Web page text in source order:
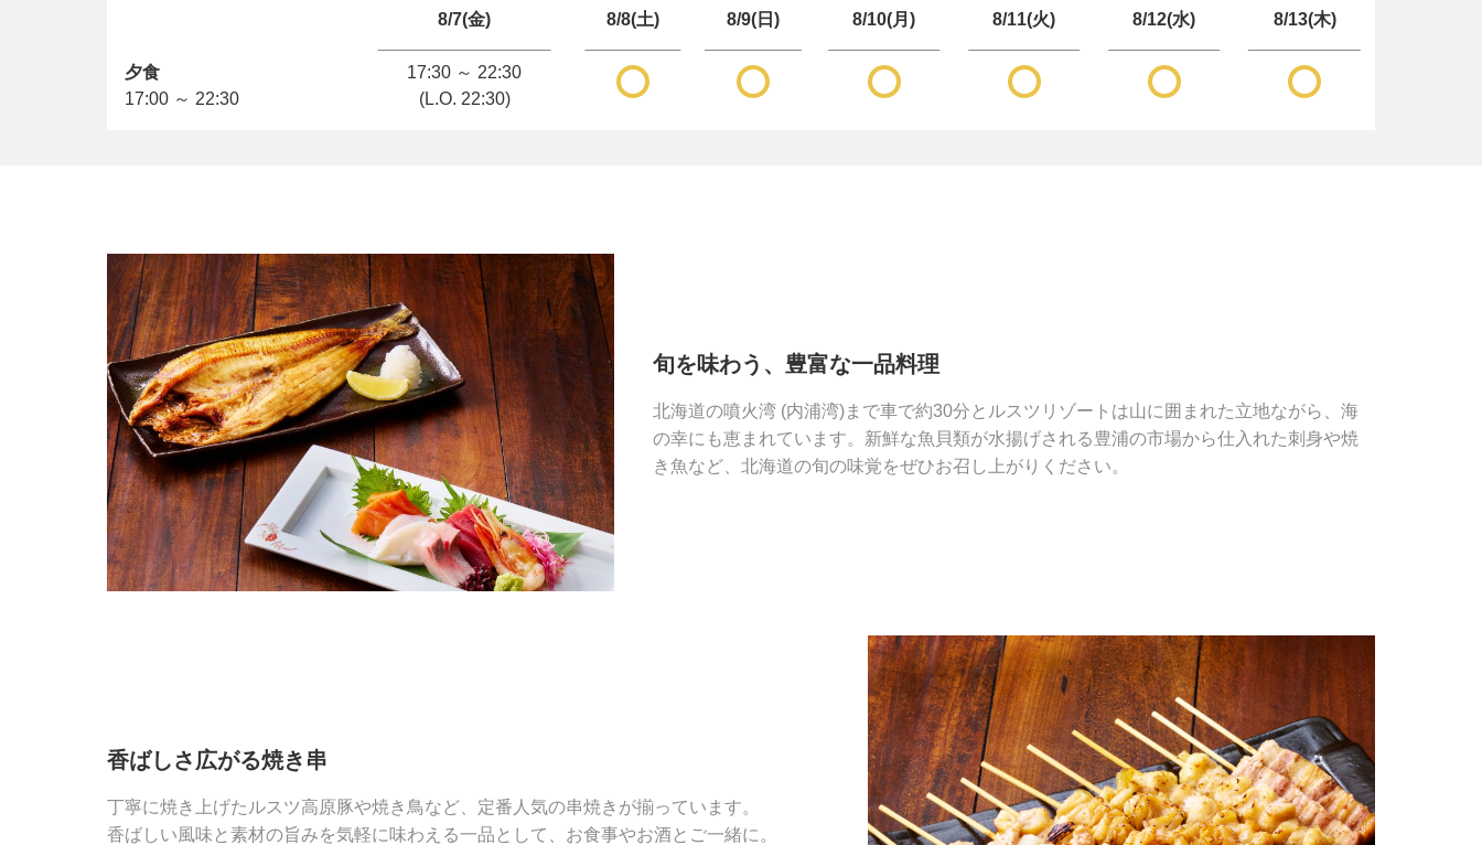
8/7(金) 8/8(土) 8/9(日) 8/10(月) 8/11(火) 8/12(水) 8/13(木)
夕食
17:00 ～ 22:30
17:30 ～ 22:30
(L.O. 22:30)
旬を味わう、豊富な一品料理
北海道の噴火湾 (内浦湾)まで車で約30分とルスツリゾートは山に囲まれた立地ながら、海
の幸にも恵まれています。新鮮な魚貝類が水揚げされる豊浦の市場から仕入れた刺身や焼
き魚など、北海道の旬の味覚をぜひお召し上がりください。
香ばしさ広がる焼き串
丁寧に焼き上げたルスツ高原豚や焼き鳥など、定番人気の串焼きが揃っています。
香ばしい風味と素材の旨みを気軽に味わえる一品として、お食事やお酒とご一緒に。